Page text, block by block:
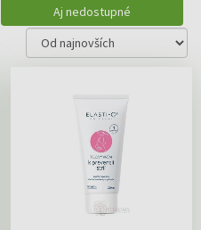
Aj nedostupné